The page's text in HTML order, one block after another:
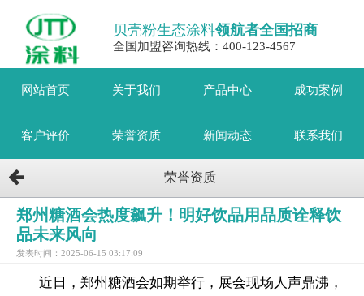
贝壳粉生态涂料领航者全国招商
全国加盟咨询热线：400-123-4567
网站首页 关于我们 产品中心 成功案例
客户评价 荣誉资质 新闻动态 联系我们
荣誉资质
郑州糖酒会热度飙升！明好饮品用品质诠释饮
品未来风向
发表时间：2025-06-15 03:17:09
近日，郑州糖酒会如期举行，展会现场人声鼎沸，